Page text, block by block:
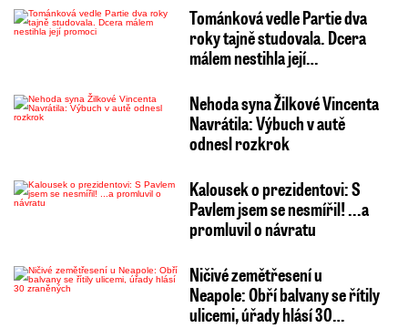
Tománková vedle Partie dva
roky tajně studovala. Dcera
málem nestihla její…
Nehoda syna Žilkové Vincenta
Navrátila: Výbuch v autě
odnesl rozkrok
Kalousek o prezidentovi: S
Pavlem jsem se nesmířil! ...a
promluvil o návratu
Ničivé zemětřesení u
Neapole: Obří balvany se řítily
ulicemi, úřady hlásí 30…